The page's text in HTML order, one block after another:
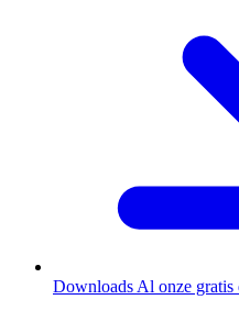
Downloads Al onze gratis